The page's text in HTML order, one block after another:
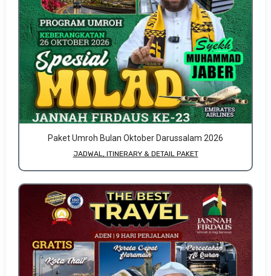
Paket Umroh Bulan Oktober Darussalam 2026
JADWAL, ITINERARY & DETAIL PAKET